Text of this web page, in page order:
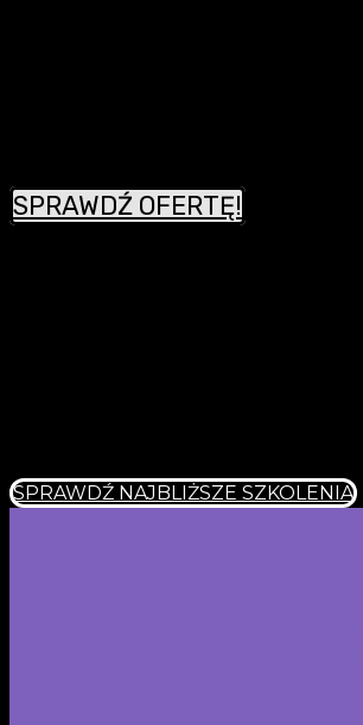
SPRAWDŹ OFERTĘ!
SPRAWDŹ NAJBLIŻSZE SZKOLENIA